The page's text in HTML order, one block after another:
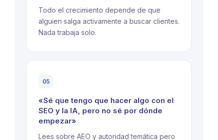
Todo el crecimiento depende de que
alguien salga activamente a buscar clientes.
Nada trabaja solo.
05
«Sé que tengo que hacer algo con el
SEO y la IA, pero no sé por dónde
empezar»
Lees sobre AEO y autoridad temática pero